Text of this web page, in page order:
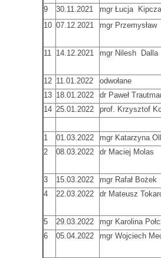
9 30.11.2021 mgr Łucja
10 07.12.2021 mgr
11 14.12.2021 mgr Nilesh Dalla
12 11.01.2022
odwołane
13 18.01.2022 dr Paweł
14 25.01.2022 prof. Krzysztof
1 01.03.2022 mgr Katarzyna
2 08.03.2022 dr Maciej Molas
3 15.03.2022 mgr Rafał Bożek
4 22.03.2022 dr Mateusz
5 29.03.2022 mgr Karolina
6 05.04.2022 mgr Wojciech